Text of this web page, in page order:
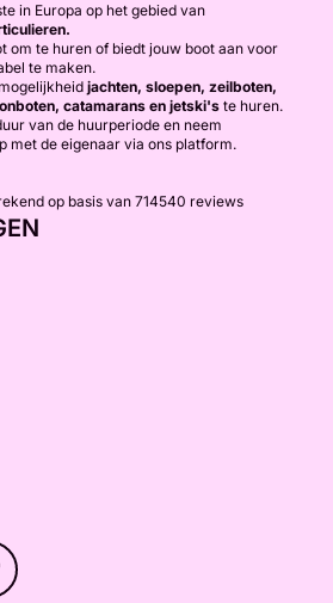
in Europa op het gebied van
om te huren of biedt jouw boot aan voor
te maken.
jachten, sloepen, zeilboten,
catamarans en jetski's te huren.
van de huurperiode en neem
met de eigenaar via ons platform.
op basis van 714540 reviews